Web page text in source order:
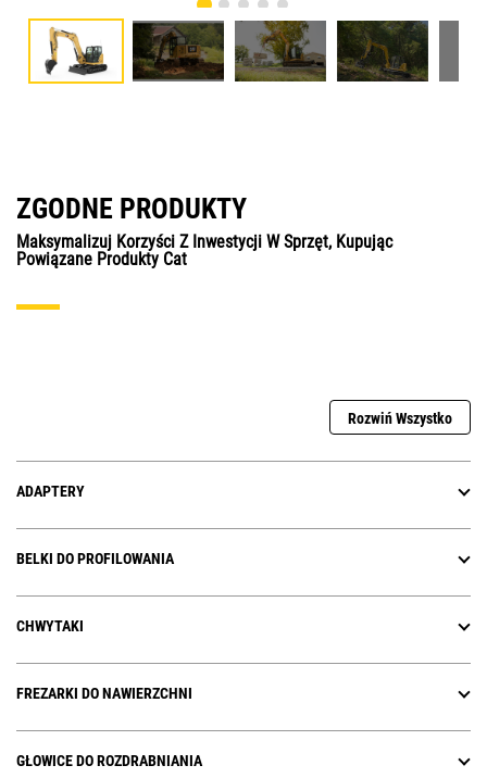
ZGODNE PRODUKTY
Maksymalizuj Korzyści Z Inwestycji W Sprzęt, Kupując
Powiązane Produkty Cat
Rozwiń Wszystko
ADAPTERY
BELKI DO PROFILOWANIA
CHWYTAKI
FREZARKI DO NAWIERZCHNI
GŁOWICE DO ROZDRABNIANIA